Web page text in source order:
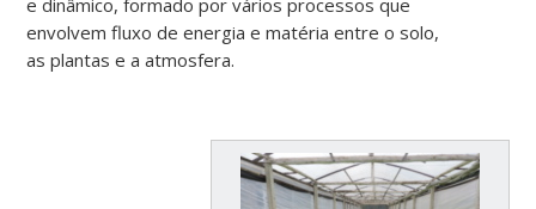
envolvem fluxo de energia e matéria entre o solo,
as plantas e a atmosfera.